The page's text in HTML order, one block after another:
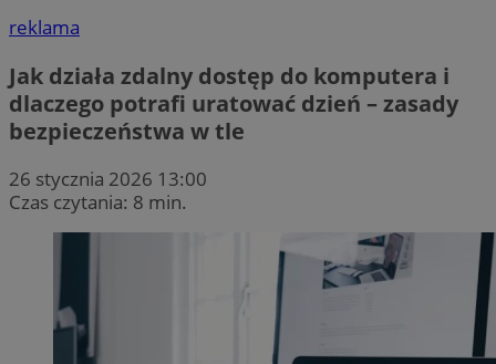
reklama
Jak działa zdalny dostęp do komputera i
dlaczego potrafi uratować dzień – zasady
bezpieczeństwa w tle
26 stycznia 2026 13:00
Czas czytania: 8 min.